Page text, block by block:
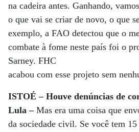
na cadeira antes. Ganhando,
o que vai se criar de novo, o que
exemplo, a FAO detectou que o
combate à fome neste país foi o
Sarney. FHC
acabou com esse projeto sem
ISTOÉ – Houve denúncias de
Lula –Mas era uma coisa que
da sociedade civil. Se você tem